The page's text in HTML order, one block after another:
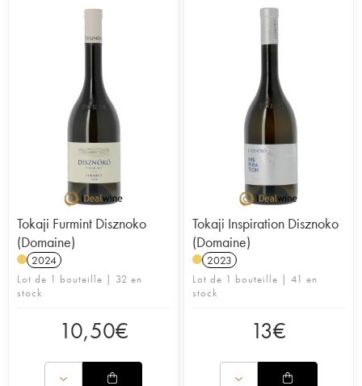
Tokaji Furmint Disznoko
(Domaine)
2024
Lot de 1 bouteille | 32 en
stock
10,50€
Tokaji Inspiration Disznoko
(Domaine)
2023
Lot de 1 bouteille | 41 en
stock
13€